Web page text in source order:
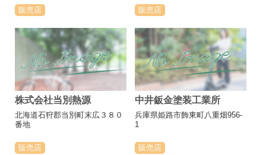
販売店 販売店
株式会社当別熱源
北海道石狩郡当別町末広３８０
番地
販売店
中井鈑金塗装工業所
兵庫県姫路市飾東町八重畑956-
1
販売店